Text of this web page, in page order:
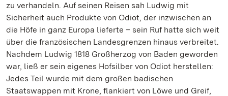
zu verhandeln. Auf seinen Reisen sah Ludwig mit
Sicherheit auch Produkte von Odiot, der inzwischen an
die Höfe in ganz Europa lieferte – sein Ruf hatte sich weit
über die französischen Landesgrenzen hinaus verbreitet.
Nachdem Ludwig 1818 Großherzog von Baden geworden
war, ließ er sein eigenes Hofsilber von Odiot herstellen:
Jedes Teil wurde mit dem großen badischen
Staatswappen mit Krone, flankiert von Löwe und Greif,